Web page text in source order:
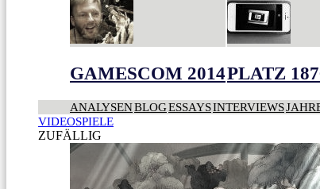
GAMESCOM 2014PLATZ
ANALYSENBLOGESSAYSINTERVIEWS
VIDEOSPIELE
ZUFÄLLIG